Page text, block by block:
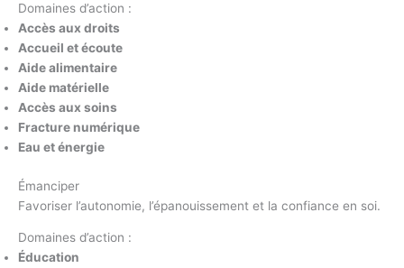
Domaines d’action :
Accès aux droits
Accueil et écoute
Aide alimentaire
Aide matérielle
Accès aux soins
Fracture numérique
Eau et énergie
Émanciper
Favoriser l’autonomie, l’épanouissement et la confiance en soi.
Domaines d’action :
Éducation